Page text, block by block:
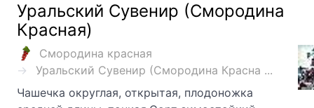
Уральский Сувенир (Смородина
Красная)
Смородина красная
Уральский Сувенир (Смородина Красна ...
Чашечка округлая, открытая, плодоножка